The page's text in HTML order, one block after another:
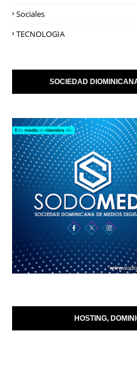
Sociales
TECNOLOGIA
SOCIEDAD
HOSTING,